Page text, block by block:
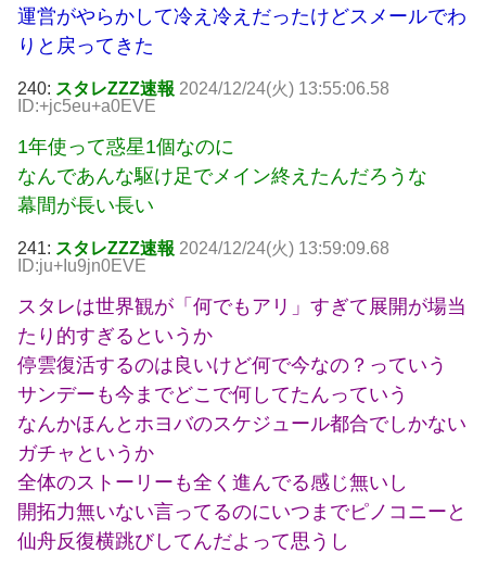
運営がやらかして冷え冷えだったけどスメールでわ
りと戻ってきた
240: スタレZZZ速報 2024/12/24(火) 13:55:06.58
ID:+jc5eu+a0EVE
1年使って惑星1個なのに
なんであんな駆け足でメイン終えたんだろうな
幕間が長い長い
241: スタレZZZ速報 2024/12/24(火) 13:59:09.68
ID:ju+Iu9jn0EVE
スタレは世界観が「何でもアリ」すぎて展開が場当
たり的すぎるというか
停雲復活するのは良いけど何で今なの？っていう
サンデーも今までどこで何してたんっていう
なんかほんとホヨバのスケジュール都合でしかない
ガチャというか
全体のストーリーも全く進んでる感じ無いし
開拓力無いない言ってるのにいつまでピノコニーと
仙舟反復横跳びしてんだよって思うし